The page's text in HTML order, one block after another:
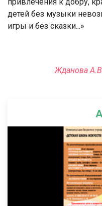
привлечения к добру,
детей без музыки
игры и без сказки...»
Жданова